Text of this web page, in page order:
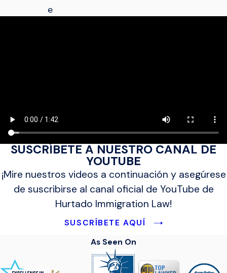
e
SUSCRÍBETE A NUESTRO CANAL DE
YOUTUBE
¡Mire nuestros videos a continuación y asegúrese
de suscribirse al canal oficial de YouTube de
Hurtado Immigration Law!
SUSCRÍBETE AQUÍ
As Seen On